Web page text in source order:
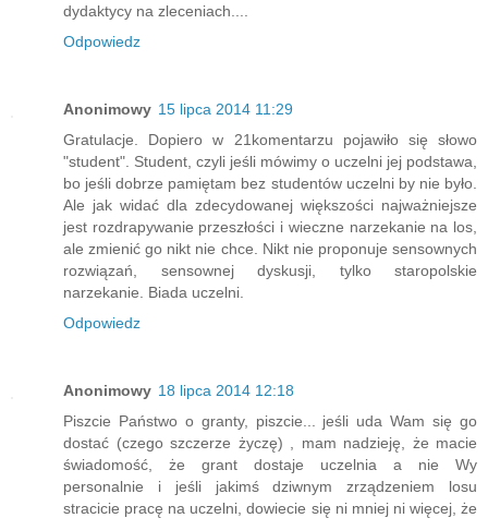
dydaktycy na zleceniach....
Odpowiedz
Anonimowy 15 lipca 2014 11:29
Gratulacje. Dopiero w 21komentarzu pojawiło się słowo
"student". Student, czyli jeśli mówimy o uczelni jej podstawa,
bo jeśli dobrze pamiętam bez studentów uczelni by nie było.
Ale jak widać dla zdecydowanej większości najważniejsze
jest rozdrapywanie przeszłości i wieczne narzekanie na los,
ale zmienić go nikt nie chce. Nikt nie proponuje sensownych
rozwiązań, sensownej dyskusji, tylko staropolskie
narzekanie. Biada uczelni.
Odpowiedz
Anonimowy 18 lipca 2014 12:18
Piszcie Państwo o granty, piszcie... jeśli uda Wam się go
dostać (czego szczerze życzę) , mam nadzieję, że macie
świadomość, że grant dostaje uczelnia a nie Wy
personalnie i jeśli jakimś dziwnym zrządzeniem losu
stracicie pracę na uczelni, dowiecie się ni mniej ni więcej, że